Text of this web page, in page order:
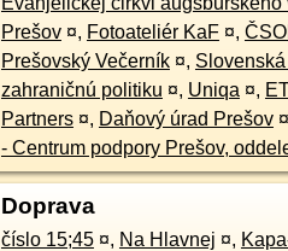
Prešov ¤, Fotoateliér KaF ¤,
Prešovský Večerník ¤,
zahraničnú politiku ¤, Uniqa ¤,
Partners ¤, Daňový úrad Prešov ¤
- Centrum podpory Prešov,
Doprava
číslo 15;45 ¤, Na Hlavnej ¤,